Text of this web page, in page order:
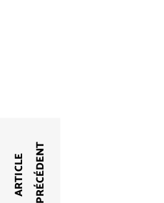
A
R
T
I
C
L
E
P
R
É
C
É
D
E
N T